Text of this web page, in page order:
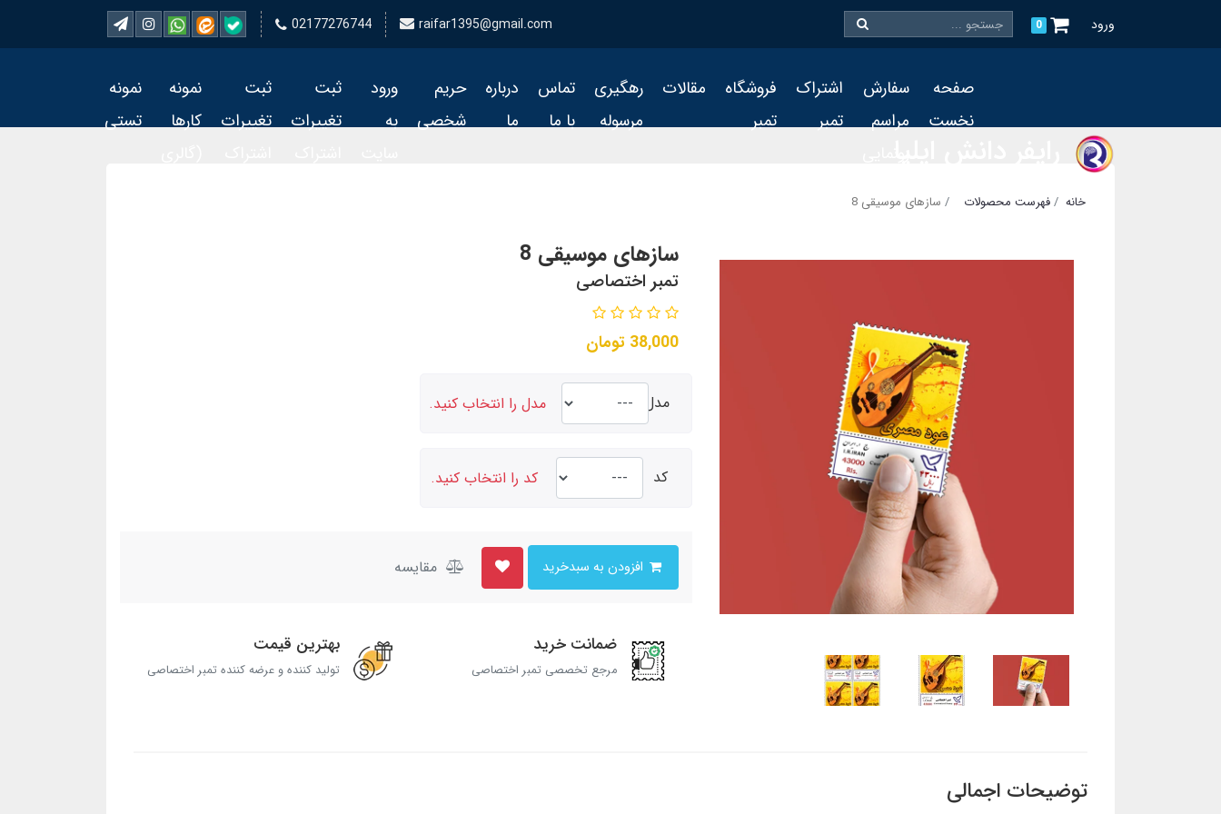
ورود 0
02177276744 raifar1395@gmail.com
صفحه
نخست
سفارش
مراسم
اشتراک
تمبر
فروشگاه
تمبر
مقالات
رهگیری
مرسوله
تماس
با ما
درباره
ما
حریم
شخصی
ورود
به
ثبت
تغییرات
ثبت
تغییرات
نمونه
کارها
نمونه
تستی
خانه فهرست محصولات سازهای موسیقی 8
سازهای موسیقی 8
تمبر اختصاصی
38,000 تومان
مدل مدل را انتخاب کنید.
کد کد را انتخاب کنید.
مقایسه
ضمانت خرید
مرجع تخصصی تمبر اختصاصی
بهترین قیمت
تولید کننده و عرضه کننده تمبر اختصاصی
توضیحات اجمالی